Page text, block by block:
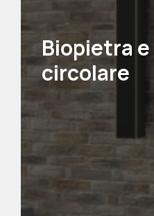
Biopietra e
circolare